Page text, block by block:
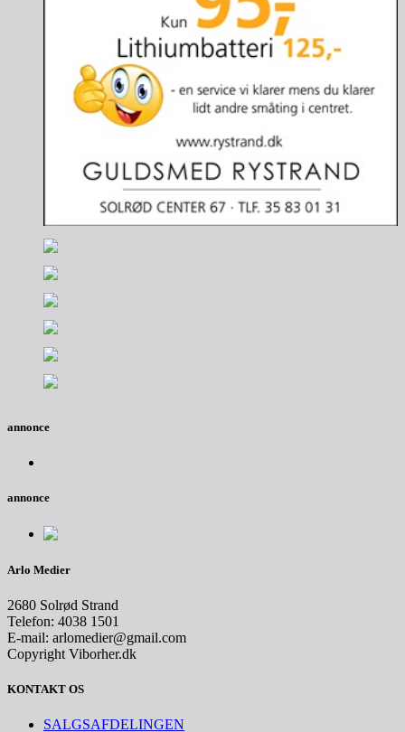
annonce
annonce
Arlo Medier
2680 Solrød Strand
Telefon: 4038 1501
E-mail: arlomedier@gmail.com
Copyright Viborher.dk
KONTAKT OS
SALGSAFDELINGEN